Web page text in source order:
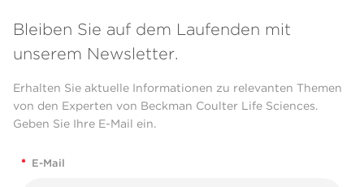
Bleiben Sie auf dem Laufenden mit
unserem Newsletter.
Erhalten Sie aktuelle Informationen zu relevanten Themen
von den Experten von Beckman Coulter Life Sciences.
Geben Sie Ihre E-Mail ein.
* E-Mail